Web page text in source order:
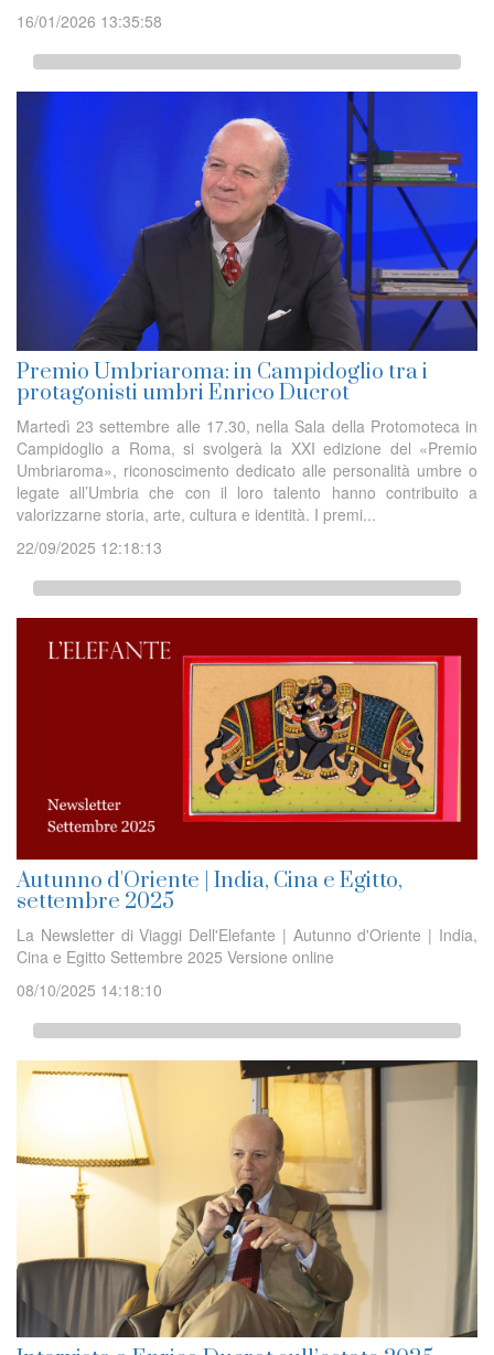
16/01/2026 13:35:58
Premio Umbriaroma: in Campidoglio tra i
protagonisti umbri Enrico Ducrot
Martedì 23 settembre alle 17.30, nella Sala della Protomoteca in
Campidoglio a Roma, si svolgerà la XXI edizione del «Premio
Umbriaroma», riconoscimento dedicato alle personalità umbre o
legate all’Umbria che con il loro talento hanno contribuito a
valorizzarne storia, arte, cultura e identità. I premi...
22/09/2025 12:18:13
Autunno d'Oriente | India, Cina e Egitto,
settembre 2025
La Newsletter di Viaggi Dell'Elefante | Autunno d'Oriente | India,
Cina e Egitto Settembre 2025 Versione online
08/10/2025 14:18:10